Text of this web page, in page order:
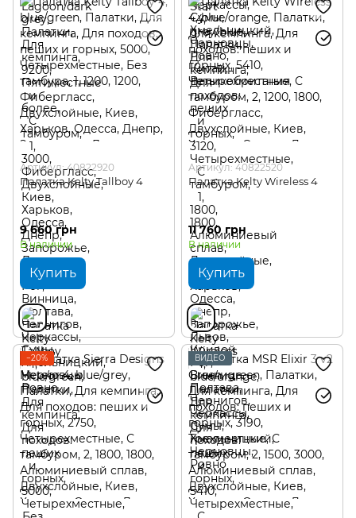
Артикул: 40822920
Палатка Kelty Tallboy 4
9 660 грн
В наличии
Купить
Артикул: 40822520
Палатка Kelty Wireless 4
11 760 грн
В наличии
Купить
−20% ВИДЕО